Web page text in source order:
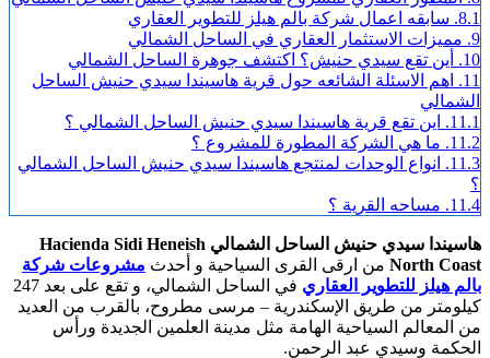
8.1. سابقه اعمال شركة بالم هيلز للتطوير العقاري
9. مميزات الاستثمار العقاري في الساحل الشمالي
10.
أين تقع سيدي حنيش؟ اكتشف جوهرة الساحل الشمالي
11.
اهم الاسئلة الشائعه حول قرية هاسيندا سيدي حنيش الساحل
الشمالي
11.1.
اين تقع قرية هاسيندا سيدي حنيش الساحل الشمالي ؟
11.2. ما هي الشركة المطورة للمشروع ؟
11.3.
انواع الوحدات لمنتجع هاسيندا سيدي حنيش الساحل الشمالي
؟
11.4. مساحه القرية ؟
هاسيندا سيدي حنيش الساحل الشمالي Hacienda Sidi Heneish
North Coast من ارقى القرى السياحية و أحدث مشروعات شركة
بالم هيلز للتطوير العقاري
في الساحل الشمالي، و تقع على بعد 247
كيلومتر من طريق الإسكندرية – مرسى مطروح، بالقرب من العديد
من المعالم السياحية الهامة مثل مدينة العلمين الجديدة ورأس
الحكمة وسيدي عبد الرحمن.